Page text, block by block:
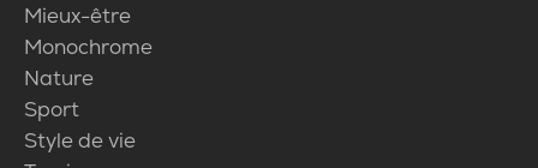
Mieux-être
Monochrome
Nature
Sport
Style de vie